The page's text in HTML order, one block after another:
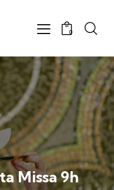
0
Missa 9h